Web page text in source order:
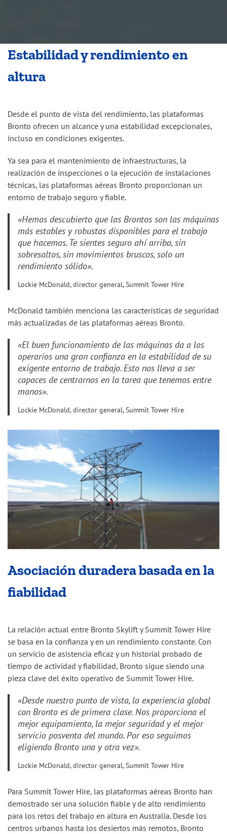
Estabilidad y rendimiento en
altura
Desde el punto de vista del rendimiento, las plataformas
Bronto ofrecen un alcance y una estabilidad excepcionales,
incluso en condiciones exigentes.
Ya sea para el mantenimiento de infraestructuras, la
realización de inspecciones o la ejecución de instalaciones
técnicas, las plataformas aéreas Bronto proporcionan un
entorno de trabajo seguro y fiable.
«Hemos descubierto que las Brontos son las máquinas
más estables y robustas disponibles para el trabajo
que hacemos. Te sientes seguro ahí arriba, sin
sobresaltos, sin movimientos bruscos, solo un
rendimiento sólido».
Lockie McDonald, director general, Summit Tower Hire
McDonald también menciona las características de seguridad
más actualizadas de las plataformas aéreas Bronto.
«El buen funcionamiento de las máquinas da a los
operarios una gran confianza en la estabilidad de su
exigente entorno de trabajo. Esto nos lleva a ser
capaces de centrarnos en la tarea que tenemos entre
manos».
Lockie McDonald, director general, Summit Tower Hire
Asociación duradera basada en la
fiabilidad
La relación actual entre Bronto Skylift y Summit Tower Hire
se basa en la confianza y en un rendimiento constante. Con
un servicio de asistencia eficaz y un historial probado de
tiempo de actividad y fiabilidad, Bronto sigue siendo una
pieza clave del éxito operativo de Summit Tower Hire.
«Desde nuestro punto de vista, la experiencia global
con Bronto es de primera clase. Nos proporciona el
mejor equipamiento, la mejor seguridad y el mejor
servicio posventa del mundo. Por eso seguimos
eligiendo Bronto una y otra vez».
Lockie McDonald, director general, Summit Tower Hire
Para Summit Tower Hire, las plataformas aéreas Bronto han
demostrado ser una solución fiable y de alto rendimiento
para los retos del trabajo en altura en Australia. Desde los
centros urbanos hasta los desiertos más remotos, Bronto